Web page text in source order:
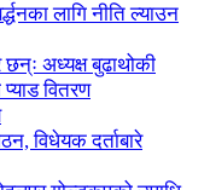
लागि नीति ल्याउन
अध्यक्ष बुढाथोकी
वितरण
विधेयक दर्ताबारे